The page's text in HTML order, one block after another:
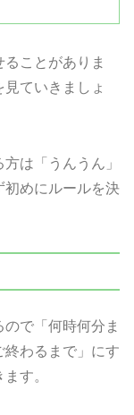
ことがありま
ていきましょ
は「うんうん」
初めにルールを決
で「何時何分ま
終わるまで」にす
す。